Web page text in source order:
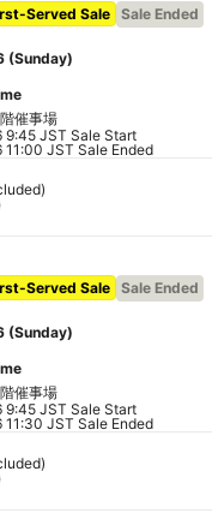
Served Sale
Sale Ended
(Sunday)
催事場
9:45 JST Sale Start
11:00 JST Sale Ended
Served Sale
Sale Ended
(Sunday)
催事場
9:45 JST Sale Start
11:30 JST Sale Ended